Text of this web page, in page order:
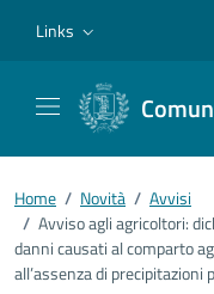
Links
Home / Novità / Avvisi
/ Avviso agli agricoltori:
danni causati al comparto
all’assenza di